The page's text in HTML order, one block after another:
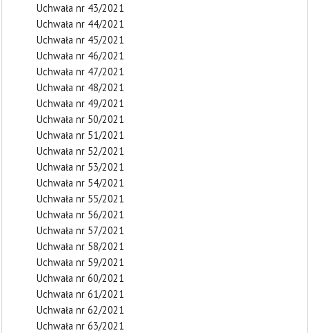
Uchwała nr 43/2021
Uchwała nr 44/2021
Uchwała nr 45/2021
Uchwała nr 46/2021
Uchwała nr 47/2021
Uchwała nr 48/2021
Uchwała nr 49/2021
Uchwała nr 50/2021
Uchwała nr 51/2021
Uchwała nr 52/2021
Uchwała nr 53/2021
Uchwała nr 54/2021
Uchwała nr 55/2021
Uchwała nr 56/2021
Uchwała nr 57/2021
Uchwała nr 58/2021
Uchwała nr 59/2021
Uchwała nr 60/2021
Uchwała nr 61/2021
Uchwała nr 62/2021
Uchwała nr 63/2021